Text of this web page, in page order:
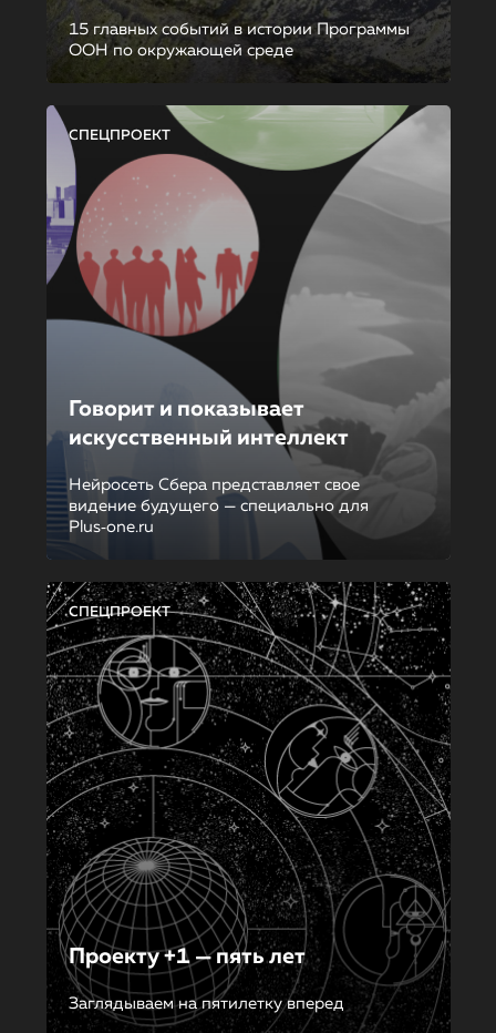
15 главных событий в истории Программы
ООН по окружающей среде
СПЕЦПРОЕКТ
Говорит и показывает
искусственный интеллект
Нейросеть Сбера представляет свое
видение будущего — специально для
Plus‑one.ru
СПЕЦПРОЕКТ
Проекту +1 — пять лет
Заглядываем на пятилетку вперед